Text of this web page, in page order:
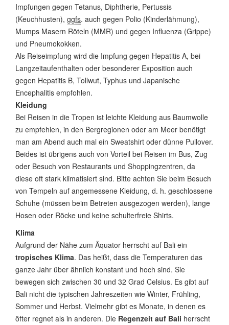
Impfungen gegen Tetanus, Diphtherie, Pertussis
(Keuchhusten), ggfs. auch gegen Polio (Kinderlähmung),
Mumps Masern Röteln (MMR) und gegen Influenza (Grippe)
und Pneumokokken.
Als Reiseimpfung wird die Impfung gegen Hepatitis A, bei
Langzeitaufenthalten oder besonderer Exposition auch
gegen Hepatitis B, Tollwut, Typhus und Japanische
Encephalitis empfohlen.
Kleidung
Bei Reisen in die Tropen ist leichte Kleidung aus Baumwolle
zu empfehlen, in den Bergregionen oder am Meer benötigt
man am Abend auch mal ein Sweatshirt oder dünne Pullover.
Beides ist übrigens auch von Vorteil bei Reisen im Bus, Zug
oder Besuch von Restaurants und Shoppingzentren, da
diese oft stark klimatisiert sind. Bitte achten Sie beim Besuch
von Tempeln auf angemessene Kleidung, d. h. geschlossene
Schuhe (müssen beim Betreten ausgezogen werden), lange
Hosen oder Röcke und keine schulterfreie Shirts.
Klima
Aufgrund der Nähe zum Äquator herrscht auf Bali ein
tropisches Klima. Das heißt, dass die Temperaturen das
ganze Jahr über ähnlich konstant und hoch sind. Sie
bewegen sich zwischen 30 und 32 Grad Celsius. Es gibt auf
Bali nicht die typischen Jahreszeiten wie Winter, Frühling,
Sommer und Herbst. Vielmehr gibt es Monate, in denen es
öfter regnet als in anderen. Die Regenzeit auf Bali herrscht